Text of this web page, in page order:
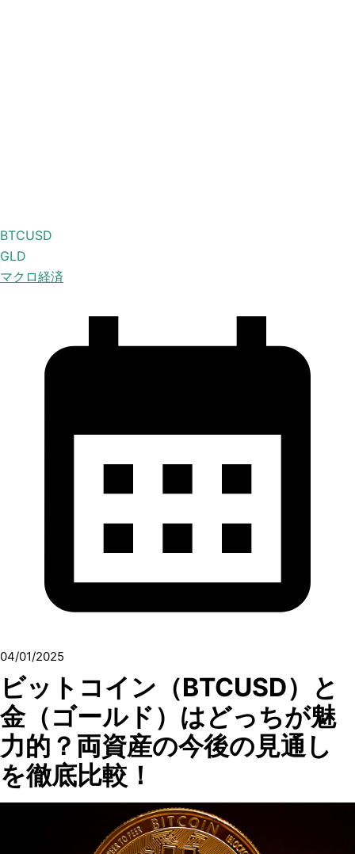
BTCUSD
GLD
マクロ経済
04/01/2025
ビットコイン（BTCUSD）と
金（ゴールド）はどっちが魅
力的？両資産の今後の見通し
を徹底比較！